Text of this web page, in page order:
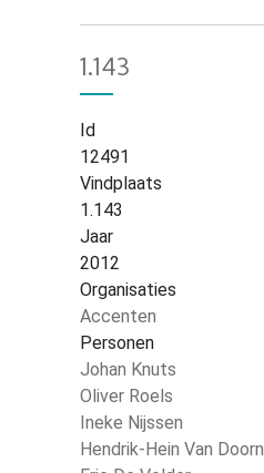
1.143
Id
12491
Vindplaats
1.143
Jaar
2012
Organisaties
Accenten
Personen
Johan Knuts
Oliver Roels
Ineke Nijssen
Hendrik-Hein Van Doorn